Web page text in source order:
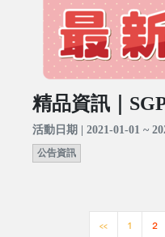
精品資訊｜
活動日期 | 2021-01-01 ~
公告資訊
<< 1 2